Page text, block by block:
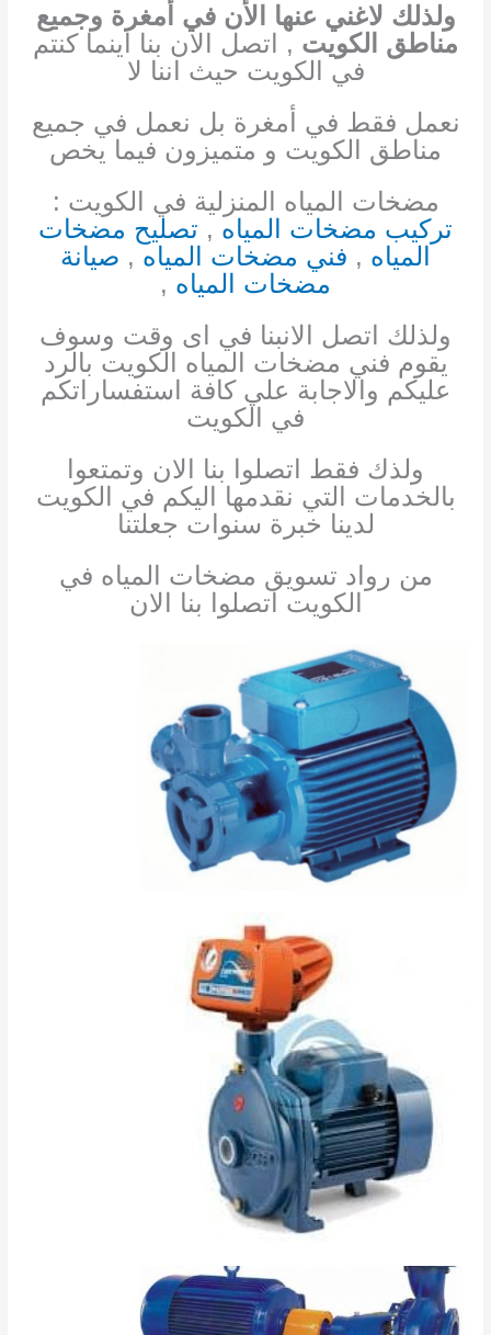
ولذلك لاغني عنها الأن في أمغرة وجميع
مناطق الكويت , اتصل الان بنا اينما كنتم
في الكويت حيث اننا لا
نعمل فقط في أمغرة بل نعمل في جميع
مناطق الكويت و متميزون فيما يخص
مضخات المياه المنزلية في الكويت :
تركيب مضخات المياه , تصليح مضخات
المياه , فني مضخات المياه , صيانة
مضخات المياه ,
ولذلك اتصل الانبنا في اى وقت وسوف
يقوم فني مضخات المياه الكويت بالرد
عليكم والاجابة علي كافة استفساراتكم
في الكويت
ولذك فقط اتصلوا بنا الان وتمتعوا
بالخدمات التي نقدمها اليكم في الكويت
لدينا خبرة سنوات جعلتنا
من رواد تسويق مضخات المياه في
الكويت اتصلوا بنا الان